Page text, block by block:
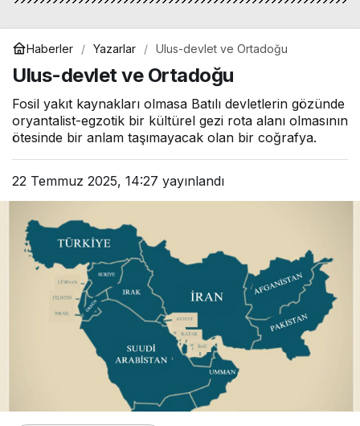
Haberler Yazarlar Ulus-devlet ve Ortadoğu
Ulus-devlet ve Ortadoğu
Fosil yakıt kaynakları olmasa Batılı devletlerin gözünde
oryantalist-egzotik bir kültürel gezi rota alanı olmasının
ötesinde bir anlam taşımayacak olan bir coğrafya.
22 Temmuz 2025, 14:27 yayınlandı